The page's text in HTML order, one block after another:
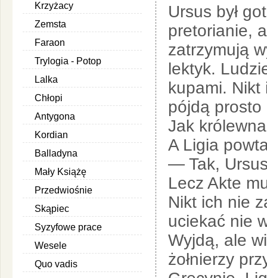
Krzyżacy
Zemsta
Faraon
Trylogia - Potop
Lalka
Chłopi
Antygona
Kordian
Balladyna
Mały Książę
Przedwiośnie
Skąpiec
Syzyfowe prace
Wesele
Quo vadis
Ursus był
pretorianie,
zatrzymują
lektyk.
kupami. Nikt
pójdą
Jak
A Ligia
— Tak,
Lecz Akte
Nikt ich nie
uciekać nie
Wyjdą, ale
żołnierzy